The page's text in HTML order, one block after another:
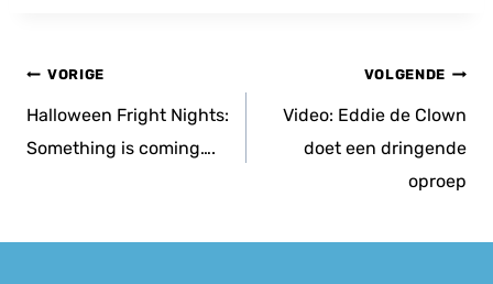
Bericht
navigatie
VORIGE
Halloween Fright Nights:
Something is coming….
VOLGENDE
Video: Eddie de Clown
doet een dringende
oproep